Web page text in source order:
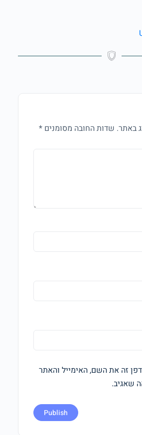
באתר. שדות החובה מסומנים *
זה את השם, האימייל והאתר
שאגיב.